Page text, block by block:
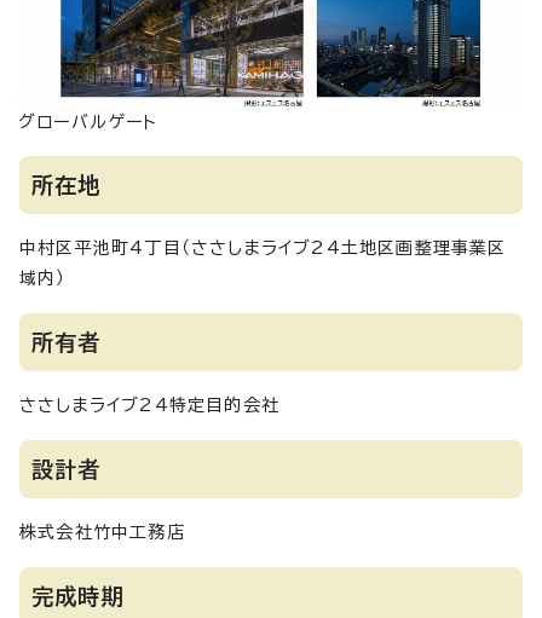
グローバルゲート
所在地
中村区平池町4丁目（ささしまライブ24土地区画整理事業区
域内）
所有者
ささしまライブ24特定目的会社
設計者
株式会社竹中工務店
完成時期